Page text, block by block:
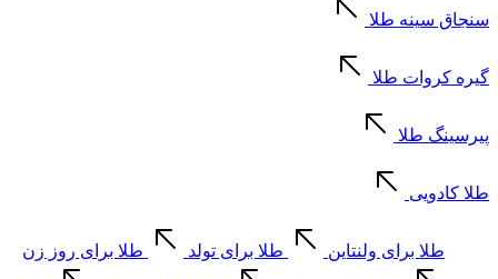
سنجاق سینه طلا
گیره کروات طلا
پیرسینگ طلا
طلا کادویی
طلا برای ولنتاین طلا برای تولد طلا برای روز زن